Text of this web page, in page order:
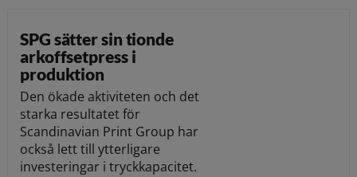
SPG sätter sin tionde
arkoffsetpress i
produktion
Den ökade aktiviteten och det
starka resultatet för
Scandinavian Print Group har
också lett till ytterligare
investeringar i tryckkapacitet.